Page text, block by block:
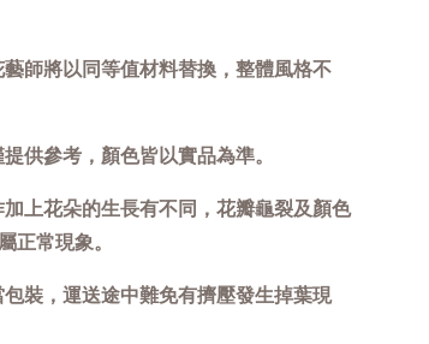
師將以同等值材料替換，整體風格不
供參考，顏色皆以實品為準。
上花朵的生長有不同，花瓣龜裂及顏色
正常現象。
裝，運送途中難免有擠壓發生掉葉現